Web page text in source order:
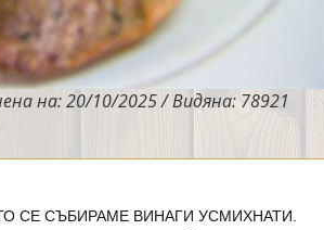
на: 20/10/2025 / Видяна: 78921
СЕ СЪБИРАМЕ ВИНАГИ УСМИХНАТИ.